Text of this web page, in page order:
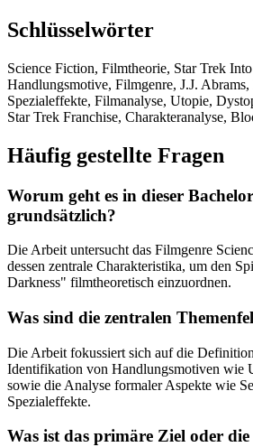
Schlüsselwörter
Science Fiction, Filmtheorie, Star Trek
Handlungsmotive, Filmgenre, J.J.
Spezialeffekte, Filmanalyse, Utopie,
Star Trek Franchise, Charakteranalyse,
Häufig gestellte Fragen
Worum geht es in dieser
grundsätzlich?
Die Arbeit untersucht das Filmgenre
dessen zentrale Charakteristika, um den
Darkness" filmtheoretisch einzuordnen.
Was sind die zentralen
Die Arbeit fokussiert sich auf die
Identifikation von Handlungsmotiven wie
sowie die Analyse formaler Aspekte wie
Spezialeffekte.
Was ist das primäre Ziel oder